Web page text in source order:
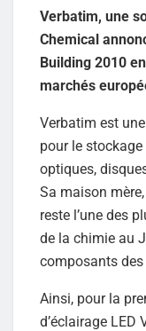
Verbatim, une
Chemical
Building 2010
marchés
Verbatim est
pour le
optiques,
Sa maison
reste l’une des
de la chimie au
composants des
Ainsi, pour la
d’éclairage LED